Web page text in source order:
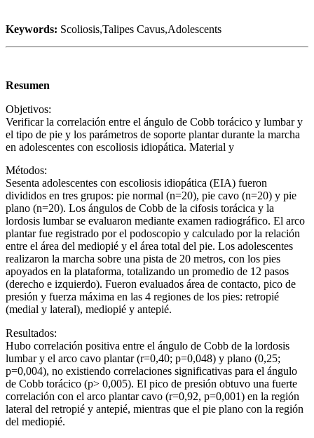
Keywords: Scoliosis,Talipes Cavus,Adolescents
Resumen
Objetivos:
Verificar la correlación entre el ángulo de Cobb torácico y lumbar y
el tipo de pie y los parámetros de soporte plantar durante la marcha
en adolescentes con escoliosis idiopática. Material y
Métodos:
Sesenta adolescentes con escoliosis idiopática (EIA) fueron
divididos en tres grupos: pie normal (n=20), pie cavo (n=20) y pie
plano (n=20). Los ángulos de Cobb de la cifosis torácica y la
lordosis lumbar se evaluaron mediante examen radiográfico. El arco
plantar fue registrado por el podoscopio y calculado por la relación
entre el área del mediopié y el área total del pie. Los adolescentes
realizaron la marcha sobre una pista de 20 metros, con los pies
apoyados en la plataforma, totalizando un promedio de 12 pasos
(derecho e izquierdo). Fueron evaluados área de contacto, pico de
presión y fuerza máxima en las 4 regiones de los pies: retropié
(medial y lateral), mediopié y antepié.
Resultados:
Hubo correlación positiva entre el ángulo de Cobb de la lordosis
lumbar y el arco cavo plantar (r=0,40; p=0,048) y plano (0,25;
p=0,004), no existiendo correlaciones significativas para el ángulo
de Cobb torácico (p> 0,005). El pico de presión obtuvo una fuerte
correlación con el arco plantar cavo (r=0,92, p=0,001) en la región
lateral del retropié y antepié, mientras que el pie plano con la región
del mediopié.